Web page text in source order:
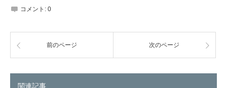
コメント: 0
前のページ 次のページ
関連記事